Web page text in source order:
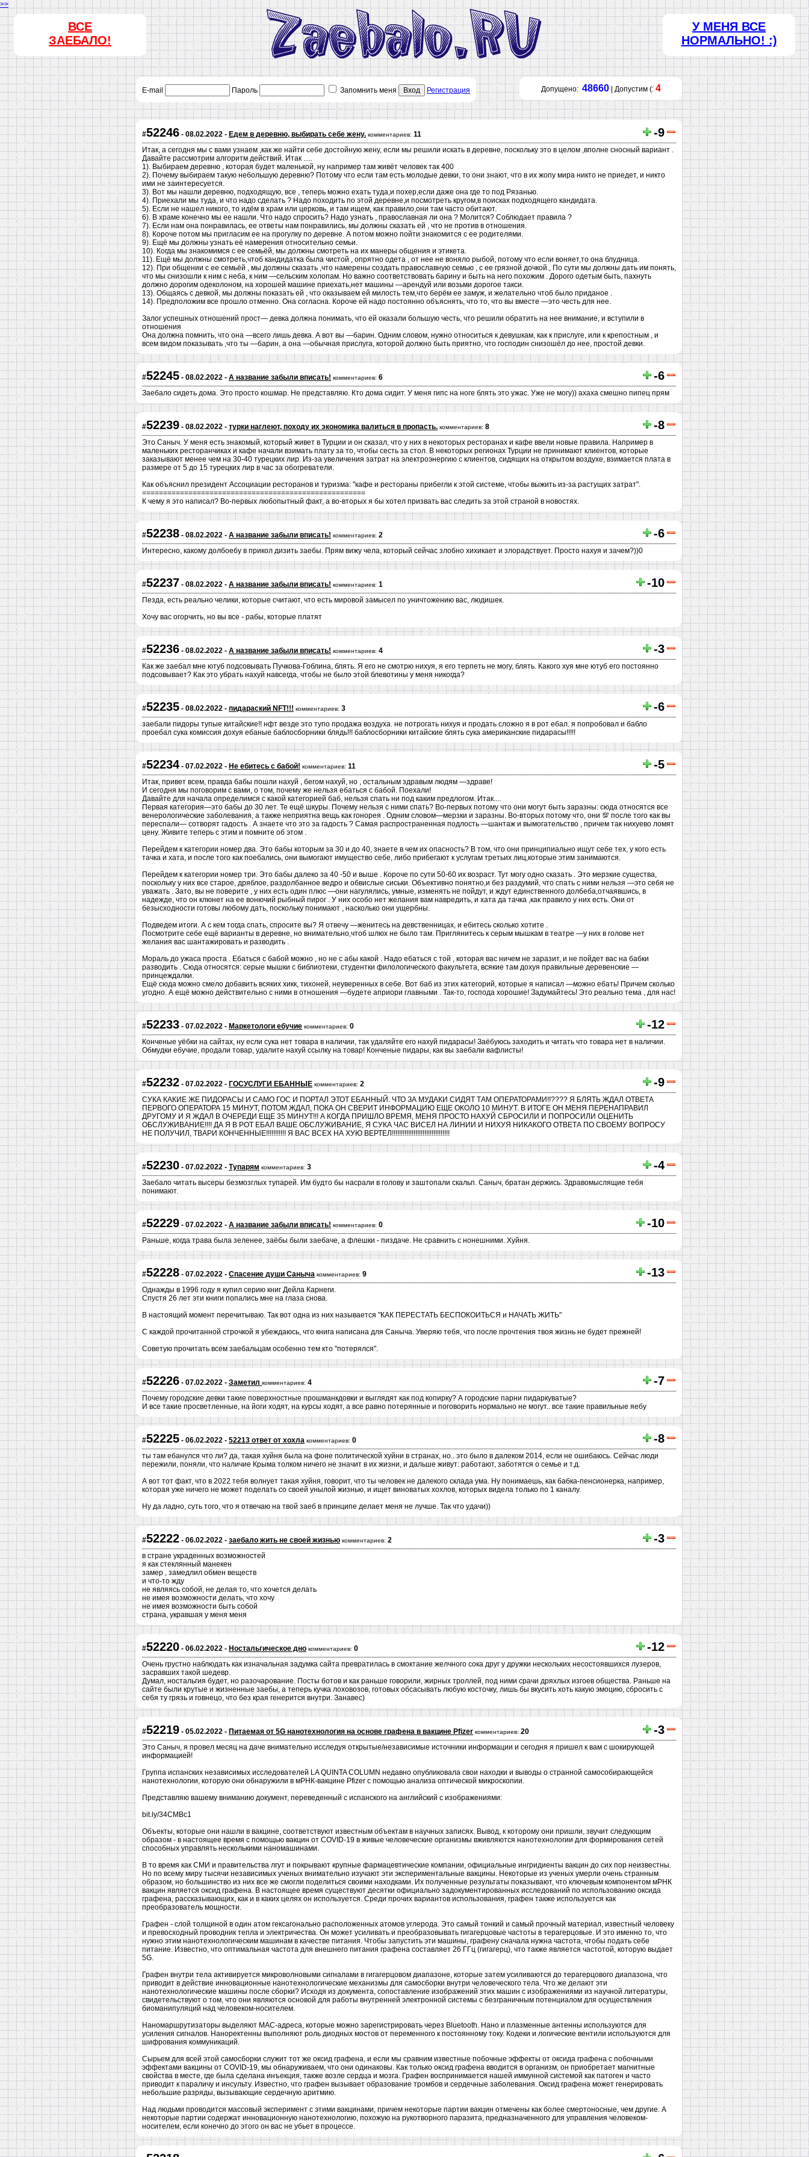
>>
ВСЕ
ЗАЕБАЛО!
У МЕНЯ ВСЕ
НОРМАЛЬНО! :)
E-mail Пароль Запомнить меня Вход Регистрация Допущено: 48660| Допустим (: 4
#52246 - 08.02.2022 - Едем в деревню, выбирать себе жену. комментариев: 11 -9
Итак, а сегодня мы с вами узнаем ,как же найти себе достойную жену, если мы решили искать в деревне, поскольку это в целом ,вполне сносный вариант .
Давайте рассмотрим алгоритм действий. Итак .....
1). Выбираем деревню , которая будет маленькой, ну например там живёт человек так 400
2). Почему выбираем такую небольшую деревню? Потому что если там есть молодые девки, то они знают, что в их жопу мира никто не приедет, и никто
ими не заинтересуется.
3). Вот мы нашли деревню, подходящую, все , теперь можно ехать туда,и похер,если даже она где то под Рязанью.
4). Приехали мы туда, и что надо сделать ? Надо походить по этой деревне,и посмотреть кругом,в поисках подходящего кандидата.
5). Если не нашел никого, то идём в храм или церковь, и там ищем, как правило,они там часто обитают.
6). В храме конечно мы ее нашли. Что надо спросить? Надо узнать , православная ли она ? Молится? Соблюдает правила ?
7). Если нам она понравилась, ее ответы нам понравились, мы должны сказать ей , что не против в отношения.
8). Короче потом мы пригласим ее на прогулку по деревне. А потом можно пойти знакомится с ее родителями.
9). Ещё мы должны узнать её намерения относительно семьи.
10). Когда мы знакомимся с ее семьёй, мы должны смотреть на их манеры общения и этикета.
11). Ещё мы должны смотреть,чтоб кандидатка была чистой , опрятно одета , от нее не воняло рыбой, потому что если воняет,то она блудница.
12). При общении с ее семьёй , мы должны сказать ,что намерены создать православную семью , с ее грязной дочкой., По сути мы должны дать им понять,
что мы снизошли к ним с неба, к ним —сельским холопам. Но важно соответствовать барину и быть на него похожим . Дорого одетым быть, пахнуть
должно дорогим одеколоном, на хорошей машине приехать,нет машины —арендуй или возьми дорогое такси.
13). Общаясь с девкой, мы должны показать ей , что оказываем ей милость тем,что берём ее замуж, и желательно чтоб было приданое .
14). Предположим все прошло отменно. Она согласна. Короче ей надо постоянно объяснять, что то, что вы вместе —это честь для нее.
Залог успешных отношений прост— девка должна понимать, что ей оказали большую честь, что решили обратить на нее внимание, и вступили в
отношения
Она должна помнить, что она —всего лишь девка. А вот вы —барин. Одним словом, нужно относиться к девушкам, как к прислуге, или к крепостным , и
всем видом показывать ,что ты —барин, а она —обычная прислуга, которой должно быть приятно, что господин снизошёл до нее, простой девки.
#52245 - 08.02.2022 - А название забыли вписать! комментариев: 6 -6
Заебало сидеть дома. Это просто кошмар. Не представляю. Кто дома сидит. У меня гипс на ноге блять это ужас. Уже не могу)) ахаха смешно пипец прям
#52239 - 08.02.2022 - турки наглеют, походу их экономика валиться в пропасть. комментариев: 8 -8
Это Саныч. У меня есть знакомый, который живет в Турции и он сказал, что у них в некоторых ресторанах и кафе ввели новые правила. Например в
маленьких ресторанчиках и кафе начали взимать плату за то, чтобы сесть за стол. В некоторых регионах Турции не принимают клиентов, которые
заказывают менее чем на 30-40 турецких лир. Из-за увеличения затрат на электроэнергию с клиентов, сидящих на открытом воздухе, взимается плата в
размере от 5 до 15 турецких лир в час за обогреватели.
Как объяснил президент Ассоциации ресторанов и туризма: "кафе и рестораны прибегли к этой системе, чтобы выжить из-за растущих затрат".
=====================================================
К чему я это написал? Во-первых любопытный факт, а во-вторых я бы хотел призвать вас следить за этой страной в новостях.
#52238 - 08.02.2022 - А название забыли вписать! комментариев: 2 -6
Интересно, какому долбоебу в прикол дизить заебы. Прям вижу чела, который сейчас злобно хихикает и злорадствует. Просто нахуя и зачем?))0
#52237 - 08.02.2022 - А название забыли вписать! комментариев: 1 -10
Пезда, есть реально челики, которые считают, что есть мировой замысел по уничтожению вас, людишек.
Хочу вас огорчить, но вы все - рабы, которые платят
#52236 - 08.02.2022 - А название забыли вписать! комментариев: 4 -3
Как же заебал мне ютуб подсовывать Пучкова-Гоблина, блять. Я его не смотрю нихуя, я его терпеть не могу, блять. Какого хуя мне ютуб его постоянно
подсовывает? Как это убрать нахуй навсегда, чтобы не было этой блевотины у меня никогда?
#52235 - 08.02.2022 - пидараский NFT!!! комментариев: 3 -6
заебали пидоры тупые китайские!! нфт везде это тупо продажа воздуха. не потрогать нихуя и продать сложно я в рот ебал. я попробовал и бабло
проебал сука комиссия дохуя ебаные баблосборники блядь!!! баблосборники китайские блять сука американские пидарасы!!!!!
#52234 - 07.02.2022 - Не ебитесь с бабой! комментариев: 11 -5
Итак, привет всем, правда бабы пошли нахуй , бегом нахуй, но , остальным здравым людям —здраве!
И сегодня мы поговорим с вами, о том, почему же нельзя ебаться с бабой. Поехали!
Давайте для начала определимся с какой категорией баб, нельзя спать ни под каким предлогом. Итак....
Первая категория—это бабы до 30 лет. Те ещё шкуры. Почему нельзя с ними спать? Во-первых потому что они могут быть заразны: сюда относятся все
венерологические заболевания, а также неприятна вещь как гонорея . Одним словом—мерзки и заразны. Во-вторых потому что, они 💯 после того как вы
переспали— сотворят гадость . А знаете что это за гадость ? Самая распространенная подлость —шантаж и вымогательство , причем так нихуево ломят
цену. Живите теперь с этим и помните об этом .
Перейдем к категории номер два. Это бабы которым за 30 и до 40, знаете в чем их опасность? В том, что они принципиально ищут себе тех, у кого есть
тачка и хата, и после того как поебались, они вымогают имущество себе, либо прибегают к услугам третьих лиц,которые этим занимаются.
Перейдем к категории номер три. Это бабы далеко за 40 -50 и выше . Короче по сути 50-60 их возраст. Тут могу одно сказать . Это мерзкие существа,
поскольку у них все старое, дряблое, раздолбанное ведро и обвислые сиськи. Объективно понятно,и без раздумий, что спать с ними нельзя —это себя не
уважать . Зато, вы не поверите , у них есть один плюс —они нагулялись, умные, изменять не пойдут, и ждут единственного долбеба,отчаявшись, в
надежде, что он клюнет на ее вонючий рыбный пирог . У них особо нет желания вам навредить, и хата да тачка ,как правило у них есть. Они от
безысходности готовы любому дать, поскольку понимают , насколько они ущербны.
Подведем итоги. А с кем тогда спать, спросите вы? Я отвечу —женитесь на девственницах, и ебитесь сколько хотите .
Посмотрите себе ещё варианты в деревне, но внимательно,чтоб шлюх не было там. Приглянитесь к серым мышкам в театре —у них в голове нет
желания вас шантажировать и разводить .
Мораль до ужаса проста . Ебаться с бабой можно , но не с абы какой . Надо ебаться с той , которая вас ничем не заразит, и не пойдет вас на бабки
разводить . Сюда относятся: серые мышки с библиотеки, студентки филологического факультета, всякие там дохуя правильные деревенские —
принцеждалки.
Ещё сюда можно смело добавить всяких хикк, тихоней, неуверенных в себе. Вот баб из этих категорий, которые я написал —можно ебать! Причем сколько
угодно. А ещё можно действительно с ними в отношения —будете априори главными . Так-то, господа хорошие! Задумайтесь! Это реально тема , для нас!
#52233 - 07.02.2022 - Маркетологи ебучие комментариев: 0 -12
Конченые уёбки на сайтах, ну если сука нет товара в наличии, так удаляйте его нахуй пидарасы! Заёбуюсь заходить и читать что товара нет в наличии.
Обмудки ебучие, продали товар, удалите нахуй ссылку на товар! Конченые пидары, как вы заебали вафлисты!
#52232 - 07.02.2022 - ГОСУСЛУГИ ЕБАННЫЕ комментариев: 2 -9
СУКА КАКИЕ ЖЕ ПИДОРАСЫ И САМО ГОС И ПОРТАЛ ЭТОТ ЕБАННЫЙ. ЧТО ЗА МУДАКИ СИДЯТ ТАМ ОПЕРАТОРАМИ!!???? Я БЛЯТЬ ЖДАЛ ОТВЕТА
ПЕРВОГО ОПЕРАТОРА 15 МИНУТ, ПОТОМ ЖДАЛ, ПОКА ОН СВЕРИТ ИНФОРМАЦИЮ ЕЩЕ ОКОЛО 10 МИНУТ. В ИТОГЕ ОН МЕНЯ ПЕРЕНАПРАВИЛ
ДРУГОМУ И Я ЖДАЛ В ОЧЕРЕДИ ЕЩЕ 35 МИНУТ!!! А КОГДА ПРИШЛО ВРЕМЯ, МЕНЯ ПРОСТО НАХУЙ СБРОСИЛИ И ПОПРОСИЛИ ОЦЕНИТЬ
ОБСЛУЖИВАНИЕ!!!! ДА Я В РОТ ЕБАЛ ВАШЕ ОБСЛУЖИВАНИЕ, Я СУКА ЧАС ВИСЕЛ НА ЛИНИИ И НИХУЯ НИКАКОГО ОТВЕТА ПО СВОЕМУ ВОПРОСУ
НЕ ПОЛУЧИЛ, ТВАРИ КОНЧЕННЫЕ!!!!!!!!!!! Я ВАС ВСЕХ НА ХУЮ ВЕРТЕЛ!!!!!!!!!!!!!!!!!!!!!!!!!!!!!!!!
#52230 - 07.02.2022 - Тупарям комментариев: 3 -4
Заебало читать высеры безмозглых тупарей. Им будто бы насрали в голову и заштопали скальп. Саныч, братан держись. Здравомыслящие тебя
понимают.
#52229 - 07.02.2022 - А название забыли вписать! комментариев: 0 -10
Раньше, когда трава была зеленее, заёбы были заебаче, а флешки - пиздаче. Не сравнить с нонешними. Хуйня.
#52228 - 07.02.2022 - Спасение души Саныча комментариев: 9 -13
Однажды в 1996 году я купил серию книг Дейла Карнеги.
Спустя 26 лет эти книги попались мне на глаза снова.
В настоящий момент перечитываю. Так вот одна из них называется "КАК ПЕРЕСТАТЬ БЕСПОКОИТЬСЯ и НАЧАТЬ ЖИТЬ"
С каждой прочитанной строчкой я убеждаюсь, что книга написана для Саныча. Уверяю тебя, что после прочтения твоя жизнь не будет прежней!
Советую прочитать всем заебальцам особенно тем кто "потерялся".
#52226 - 07.02.2022 - Заметил комментариев: 4 -7
Почему городские девки такие поверхностные прошманкдовки и выглядят как под копирку? А городские парни пидаркуватые?
И все такие просветленные, на йоги ходят, на курсы ходят, а все равно потерянные и поговорить нормально не могут.. все такие правильные яебу
#52225 - 06.02.2022 - 52213 ответ от хохла комментариев: 0 -8
ты там ебанулся что ли? да, такая хуйня была на фоне политической хуйни в странах, но.. это было в далеком 2014, если не ошибаюсь. Сейчас люди
пережили, поняли, что наличие Крыма толком ничего не значит в их жизни, и дальше живут: работают, заботятся о семье и т.д.
А вот тот факт, что в 2022 тебя волнует такая хуйня, говорит, что ты человек не далекого склада ума. Ну понимаешь, как бабка-пенсионерка, например,
которая уже ничего не может поделать со своей унылой жизнью, и ищет виноватых хохлов, которых видела только по 1 каналу.
Ну да ладно, суть того, что я отвечаю на твой заеб в принципе делает меня не лучше. Так что удачи))
#52222 - 06.02.2022 - заебало жить не своей жизнью комментариев: 2 -3
в стране украденных возможностей
я как стеклянный манекен
замер , замедлил обмен веществ
и что-то жду
не являясь собой, не делая то, что хочется делать
не имея возможности делать, что хочу
не имея возможности быть собой
страна, укравшая у меня меня
#52220 - 06.02.2022 - Ностальгическое дно комментариев: 0 -12
Очень грустно наблюдать как изначальная задумка сайта превратилась в смоктание желчного сока друг у дружки нескольких несостоявшихся лузеров,
засравших такой шедевр.
Думал, ностальгия будет, но разочарование. Посты ботов и как раньше говорили, жирных троллей, под ними срачи дряхлых изгоев общества. Раньше на
сайте были крутые и жизненные заебы, а теперь кучка лоховозов, готовых обсасывать любую косточку, лишь бы вкусить хоть какую эмоцию, сбросить с
себя ту грязь и говнецо, что без края генерится внутри. Занавес)
#52219 - 05.02.2022 - Питаемая от 5G нанотехнология на основе графена в вакцине Pfizer комментариев: 20 -3
Это Саныч, я провел месяц на даче внимательно исследуя открытые/независимые источники информации и сегодня я пришел к вам с шокирующей
информацией!
Группа испанских независимых исследователей LA QUINTA COLUMN недавно опубликовала свои находки и выводы о странной самособирающейся
нанотехнологии, которую они обнаружили в мРНК-вакцине Pfizer с помощью анализа оптической микроскопии.
Представляю вашему вниманию документ, переведенный с испанского на английский с изображениями:
bit.ly/34CMBc1
Объекты, которые они нашли в вакцине, соответствуют известным объектам в научных записях. Вывод, к которому они пришли, звучит следующим
образом - в настоящее время с помощью вакцин от COVID-19 в живые человеческие организмы вживляются нанотехнологии для формирования сетей
способных управлять несколькими наномашинами.
В то время как СМИ и правительства лгут и покрывают крупные фармацевтические компании, официальные ингридиенты вакцин до сих пор неизвестны.
Но по всему миру тысячи независимых ученых внимательно изучают эти экспериментальные вакцины. Некоторые из ученых умерли очень странным
образом, но большинство из них все же смогли поделиться своими находками. Их полученные результаты показывают, что ключевым компонентом мРНК
вакцин является оксид графена. В настоящее время существуют десятки официально задокументированных исследований по использованию оксида
графена, рассказывающих, как и в каких целях он используется. Среди прочих вариантов использования, графен также используется как
преобразователь мощности.
Графен - слой толщиной в один атом гексагонально расположенных атомов углерода. Это самый тонкий и самый прочный материал, известный человеку
и превосходный проводник тепла и электричества. Он может усиливать и преобразовывать гигагерцовые частоты в терагерцовые. И это именно то, что
нужно этим нанотехнологическим машинам в качестве питания. Чтобы запустить эти машины, графену сначала нужна частота, чтобы подать себе
питание. Известно, что оптимальная частота для внешнего питания графена составляет 26 ГГц (гигагерц), что также является частотой, которую выдает
5G.
Графен внутри тела активируется микроволновыми сигналами в гигагерцовом диапазоне, которые затем усиливаются до терагерцового диапазона, что
приводит в действие инновационные нанотехнологические механизмы для самосборки внутри человеческого тела. Что же делают эти
нанотехнологические машины после сборки? Исходя из документа, сопоставление изображений этих машин с изображениями из научной литературы,
свидетельствуют о том, что они являются основой для работы внутренней электронной системы с безграничным потенциалом для осуществления
биоманипуляций над человеком-носителем.
Наномаршрутизаторы выделяют MAC-адреса, которые можно зарегистрировать через Bluetooth. Нано и плазменные антенны используются для
усиления сигналов. Наноректенны выполняют роль диодных мостов от переменного к постоянному току. Кодеки и логические вентили используются для
шифрования коммуникаций.
Сырьем для всей этой самосборки служит тот же оксид графена, и если мы сравним известные побочные эффекты от оксида графена с побочными
эффектами вакцины от COVID-19, мы обнаруживаем, что они одинаковы. Как только оксид графена вводится в организм, он приобретает магнитные
свойства в месте, где была сделана инъекция, также возле сердца и мозга. Графен воспринимается нашей иммунной системой как патоген и часто
приводит к параличу и инсульту. Известно, что графен вызывает образование тромбов и сердечные заболевания. Оксид графена может генерировать
небольшие разряды, вызывающие сердечную аритмию.
Над людьми проводится массовый эксперимент с этими вакцинами, причем некоторые партии вакцин отмечены как более смертоносные, чем другие. А
некоторые партии содержат инновационную нанотехнологию, похожую на рукотворного паразита, предназначенного для управления человеком-
носителем, если конечно до этого он вас не убьет в процессе.